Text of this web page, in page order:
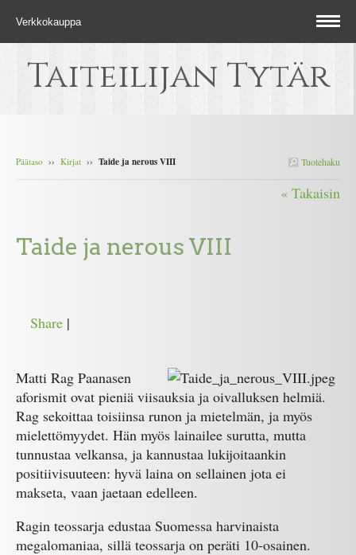
Verkkokauppa
Taiteilijan Tytär
Tuotehaku
Päätaso ›› Kirjat ›› Taide ja nerous VIII
« Takaisin
Taide ja nerous VIII
Share |
Matti Rag Paanasen
aforismit ovat pieniä viisauksia ja oivalluksen helmiä.
Rag sekoittaa toisiinsa runon ja mietelmän, ja myös
mielettömyydet. Hän myös lainailee surutta, mutta
tunnustaa velkansa, ja kannustaa lukijoitaankin
positiivisuuteen: hyvä laina on sellainen jota ei
makseta, vaan jaetaan edelleen.
Ragin teossarja edustaa Suomessa harvinaista
megalomaniaa, sillä teossarja on peräti 10-osainen.